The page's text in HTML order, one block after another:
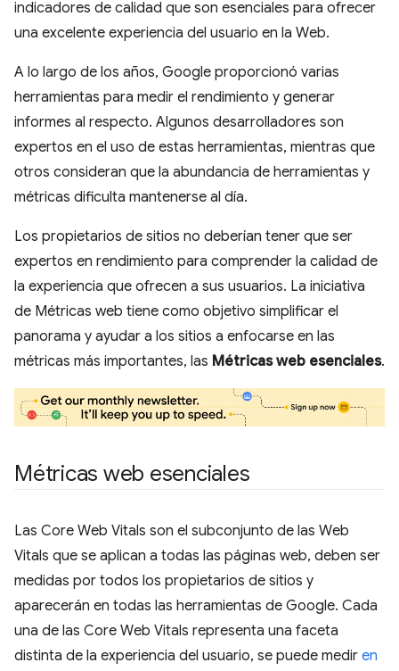
indicadores de calidad que son esenciales para ofrecer
una excelente experiencia del usuario en la Web.
A lo largo de los años, Google proporcionó varias
herramientas para medir el rendimiento y generar
informes al respecto. Algunos desarrolladores son
expertos en el uso de estas herramientas, mientras que
otros consideran que la abundancia de herramientas y
métricas dificulta mantenerse al día.
Los propietarios de sitios no deberían tener que ser
expertos en rendimiento para comprender la calidad de
la experiencia que ofrecen a sus usuarios. La iniciativa
de Métricas web tiene como objetivo simplificar el
panorama y ayudar a los sitios a enfocarse en las
métricas más importantes, las Métricas web esenciales.
Métricas web esenciales
Las Core Web Vitals son el subconjunto de las Web
Vitals que se aplican a todas las páginas web, deben ser
medidas por todos los propietarios de sitios y
aparecerán en todas las herramientas de Google. Cada
una de las Core Web Vitals representa una faceta
distinta de la experiencia del usuario, se puede medir en